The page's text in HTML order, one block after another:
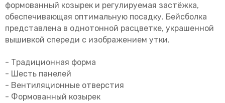
формованный козырек и регулируемая застёжка,
обеспечивающая оптимальную посадку. Бейсболка
представлена в однотонной расцветке, украшенной
вышивкой спереди с изображением утки.
- Традиционная форма
- Шесть панелей
- Вентиляционные отверстия
- Формованный козырек